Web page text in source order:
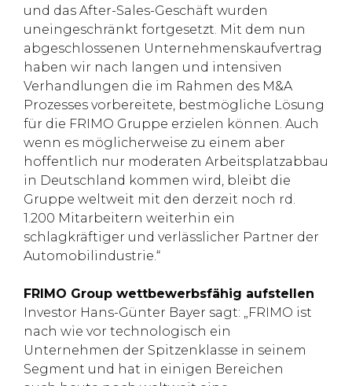
und das After-Sales-Geschäft wurden
uneingeschränkt fortgesetzt. Mit dem nun
abgeschlossenen Unternehmenskaufvertrag
haben wir nach langen und intensiven
Verhandlungen die im Rahmen des M&A
Prozesses vorbereitete, bestmögliche Lösung
für die FRIMO Gruppe erzielen können. Auch
wenn es möglicherweise zu einem aber
hoffentlich nur moderaten Arbeitsplatzabbau
in Deutschland kommen wird, bleibt die
Gruppe weltweit mit den derzeit noch rd.
1.200 Mitarbeitern weiterhin ein
schlagkräftiger und verlässlicher Partner der
Automobilindustrie.“
FRIMO Group wettbewerbsfähig aufstellen
Investor Hans-Günter Bayer sagt: „FRIMO ist
nach wie vor technologisch ein
Unternehmen der Spitzenklasse in seinem
Segment und hat in einigen Bereichen